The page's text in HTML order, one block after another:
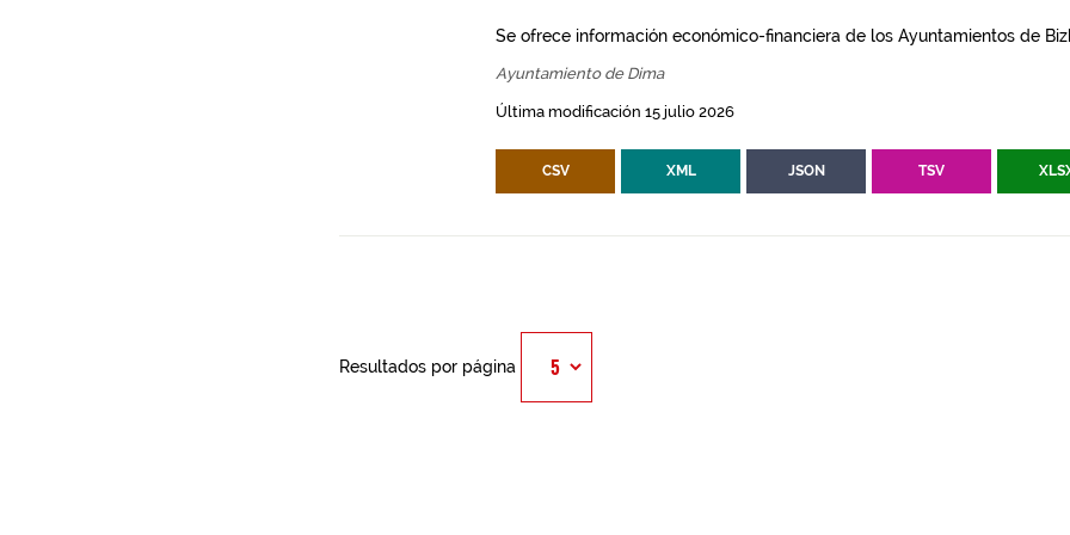
Se ofrece información económico-financiera de los Ayuntamientos de
Ayuntamiento de Dima
Última modificación 15 julio 2026
CSV XML JSON TSV
Resultados por página